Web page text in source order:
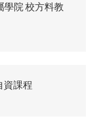
學院 校方料教
資課程